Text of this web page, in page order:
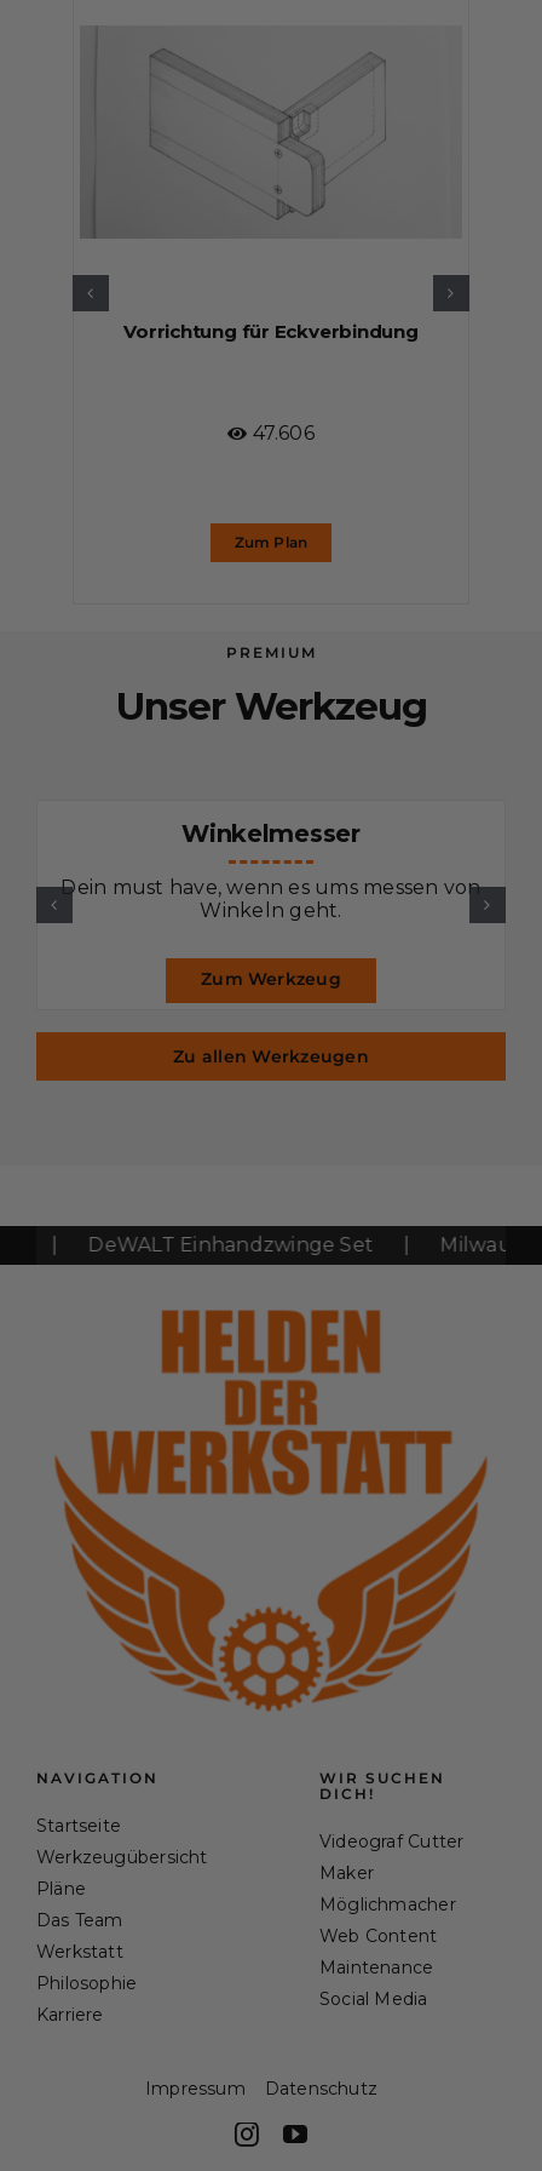
Vorrichtung für Eckverbindung
47.606
Zum Plan
PREMIUM
Unser Werkzeug
Winkelmesser
Dein must have, wenn es ums messen von
Winkeln geht.
Zum Werkzeug
Zu allen Werkzeugen
DeWALT Einhandzwinge Set | Milwaukee
NAVIGATION
Startseite
Werkzeugübersicht
Pläne
Das Team
Werkstatt
Philosophie
Karriere
WIR SUCHEN
DICH!
Videograf Cutter
Maker
Möglichmacher
Web Content
Maintenance
Social Media
Impressum Datenschutz